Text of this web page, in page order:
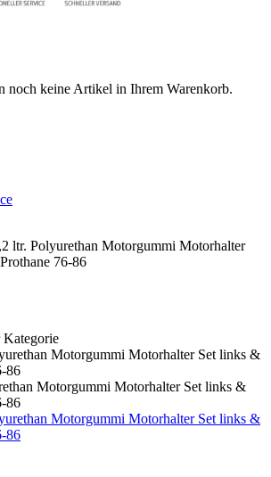
noch keine Artikel in Ihrem Warenkorb.
ltr. Polyurethan Motorgummi Motorhalter
76-86
Motorgummi Motorhalter Set links &
86